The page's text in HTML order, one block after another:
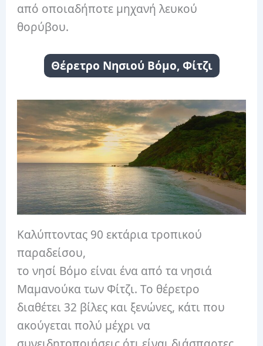
από οποιαδήποτε μηχανή λευκού
θορύβου.
Θέρετρο Νησιού Βόμο, Φίτζι
Καλύπτοντας 90 εκτάρια τροπικού
παραδείσου,
το νησί Βόμο είναι ένα από τα νησιά
Μαμανούκα των Φίτζι. Το θέρετρο
διαθέτει 32 βίλες και ξενώνες, κάτι που
ακούγεται πολύ μέχρι να